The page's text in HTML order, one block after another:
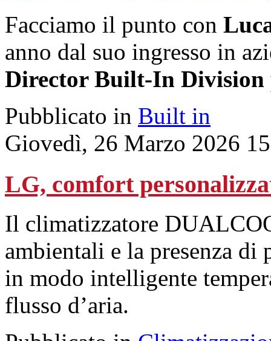
Facciamo il punto con
anno dal suo ingresso in
Director Built-In
Pubblicato in Built in
Giovedì, 26 Marzo 2026
LG, comfort
Il climatizzatore
ambientali e la presenza di
in modo intelligente
flusso d’aria.